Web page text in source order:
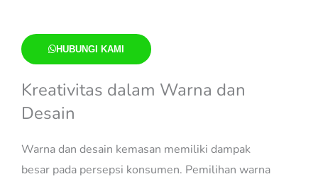
HUBUNGI KAMI
Kreativitas dalam Warna dan
Desain
Warna dan desain kemasan memiliki dampak
besar pada persepsi konsumen. Pemilihan warna